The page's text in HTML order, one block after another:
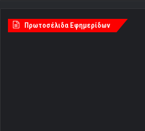
Πρωτοσέλιδα Εφημερίδων